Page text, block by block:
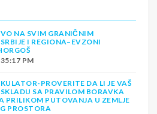
NA SVIM GRANIČNIM
I REGIONA–EVZONI
PM
PROVERITE DA LI JE VAŠ
SA PRAVILOM BORAVKA
PRILIKOM PUTOVANJA U ZEMLJE
PROSTORA